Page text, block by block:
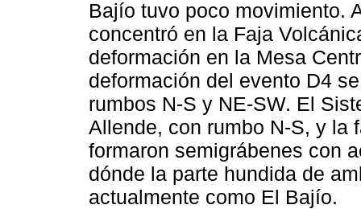
Bajío tuvo poco movimiento.
concentró en la Faja
deformación en la Mesa
deformación del evento D4
rumbos N-S y NE-SW. El
Allende, con rumbo N-S, y la
formaron semigrábenes con
dónde la parte hundida de
actualmente como El Bajío.